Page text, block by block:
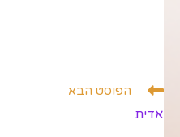
הפוסט הבא
אדית